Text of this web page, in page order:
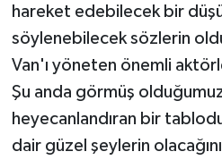
hareket edebilecek bir
söylenebilecek sözlerin
Van'ı yöneten önemli
Şu anda görmüş
heyecanlandıran bir
dair güzel şeylerin